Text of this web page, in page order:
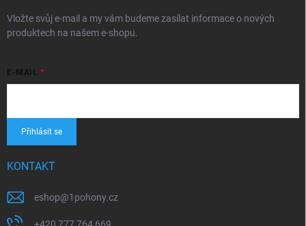
Vložte svůj e-mail a my vám budeme zasílat informace o nových
produktech na našem e-shopu.
E-MAIL
Přihlásit se
KONTAKT
eshop@1pohony.cz